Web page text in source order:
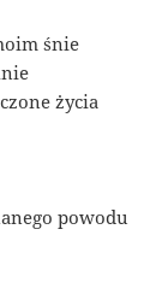
śnie
życia
powodu